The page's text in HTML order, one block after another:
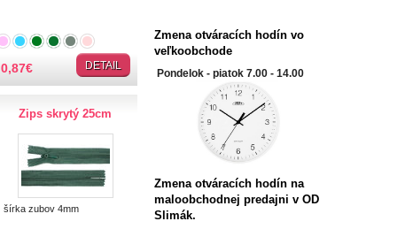
0,87€ DETAIL
... (+16)
Zips skrytý 25cm
šírka zubov 4mm
Zmena otváracích hodín vo
veľkoobchode
Pondelok - piatok 7.00 - 14.00
Zmena otváracích hodín na
maloobchodnej predajni v OD
Slimák.